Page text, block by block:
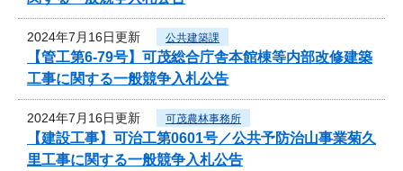
2024年7月16日更新 公共建築課
【管工第6-79号】可茂総合庁舎本館棟等内部改修建築
工事に関する一般競争入札公告
2024年7月16日更新 可茂農林事務所
【建設工事】可治工第0601号／公共予防治山事業菊久
里工事に関する一般競争入札公告